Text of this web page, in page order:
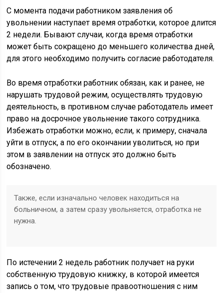
С момента подачи работником заявления об
увольнении наступает время отработки, которое длится
2 недели. Бывают случаи, когда время отработки
может быть сокращено до меньшего количества дней,
для этого необходимо получить согласие работодателя.
Во время отработки работник обязан, как и ранее, не
нарушать трудовой режим, осуществлять трудовую
деятельность, в противном случае работодатель имеет
право на досрочное увольнение такого сотрудника.
Избежать отработки можно, если, к примеру, сначала
уйти в отпуск, а по его окончании уволиться, но при
этом в заявлении на отпуск это должно быть
обозначено.
Также, если изначально человек находиться на
больничном, а затем сразу увольняется, отработка не
нужна.
По истечении 2 недель работник получает на руки
собственную трудовую книжку, в которой имеется
запись о том, что трудовые правоотношения с ним